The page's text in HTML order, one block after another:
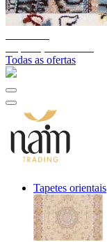
Todas as ofertas
Tapetes orientais